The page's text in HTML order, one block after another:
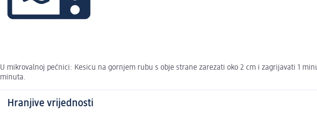
U mikrovalnoj pećnici: Kesicu na gornjem rubu s obje strane zarezati oko 2 cm i zagrijavati 1
minuta.
Hranjive vrijednosti